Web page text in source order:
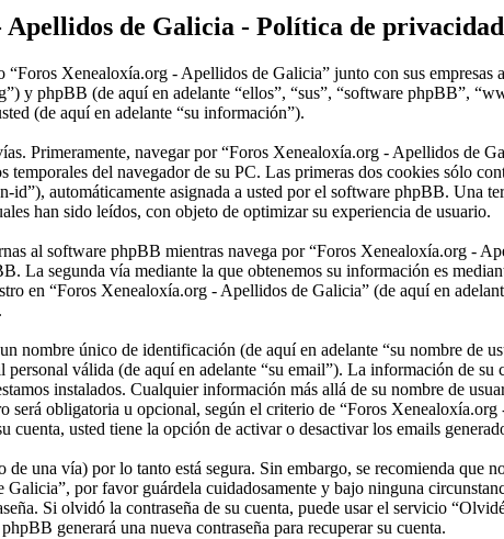
Apellidos de Galicia - Política de privacidad
Xenealoxía.org - Apellidos de Galicia” junto con sus
y phpBB (de aquí en adelante “ellos”, “sus”, “software phpBB”,
(de aquí en adelante “su información”).
Primeramente, navegar por “Foros Xenealoxía.org - Apellidos de
temporales del navegador de su PC. Las primeras dos cookies sólo
id”), automáticamente asignada a usted por el software phpBB.
han sido leídos, con objeto de optimizar su experiencia de usuario.
al software phpBB mientras navega por “Foros Xenealoxía.org -
La segunda vía mediante la que obtenemos su información es
en “Foros Xenealoxía.org - Apellidos de Galicia” (de aquí en
nombre único de identificación (de aquí en adelante “su nombre de
personal válida (de aquí en adelante “su email”). La información de
instalados. Cualquier información más allá de su nombre de
será obligatoria u opcional, según el criterio de “Foros
cuenta, usted tiene la opción de activar o desactivar los emails
de una vía) por lo tanto está segura. Sin embargo, se recomienda que
por favor guárdela cuidadosamente y bajo ninguna
Si olvidó la contraseña de su cuenta, puede usar el servicio
generará una nueva contraseña para recuperar su cuenta.